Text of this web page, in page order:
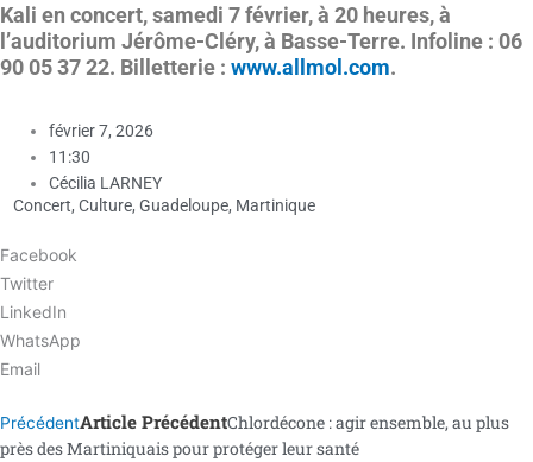
Kali en concert, samedi 7 février, à 20 heures, à
l’auditorium Jérôme-Cléry, à Basse-Terre. Infoline : 06
90 05 37 22. Billetterie : www.allmol.com.
février 7, 2026
11:30
Cécilia LARNEY
Concert, Culture, Guadeloupe, Martinique
Facebook
Twitter
LinkedIn
WhatsApp
Email
PrécédentArticle PrécédentChlordécone : agir ensemble, au plus
près des Martiniquais pour protéger leur santé